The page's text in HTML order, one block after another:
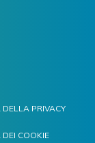
DELLA PRIVACY
DEI COOKIE